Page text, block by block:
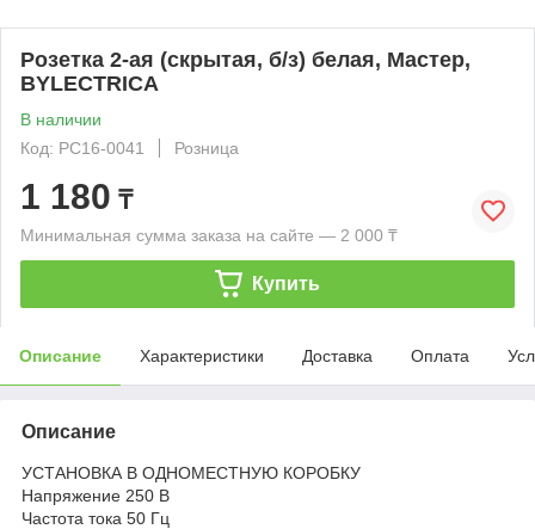
Розетка 2-ая (скрытая, б/з) белая, Мастер,
BYLECTRICA
В наличии
Код: РС16-0041
Розница
1 180 ₸
Минимальная сумма заказа на сайте — 2 000 ₸
Купить
Описание Характеристики Доставка Оплата
Описание
УСТАНОВКА В ОДНОМЕСТНУЮ КОРОБКУ
Напряжение 250 В
Частота тока 50 Гц